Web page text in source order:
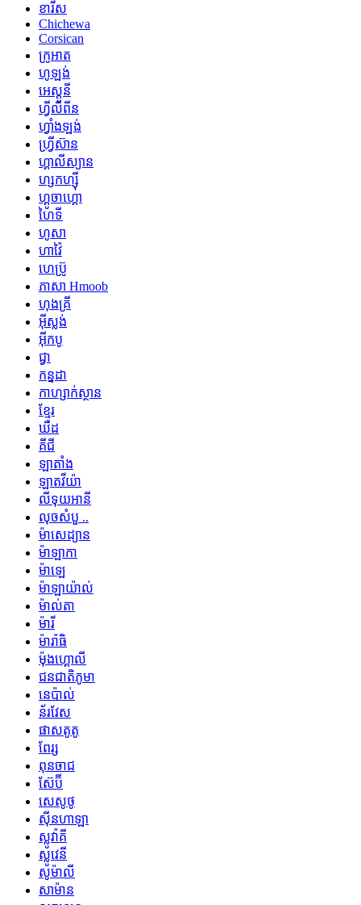
ខារីស
Chichewa
Corsican
ក្រូអាត
ហូឡង់
អេស្តូនី
ហ្វីលីពីន
ហ្វាំងឡង់
ហ្វ្រីស៊ាន
ហ្គាលីស្យាន
ហ្សកហ្ស៊ី
ហ្គូចាហ្គោ
ហៃទី
ហូសា
ហាវ៉ៃ
ហេប្រ៊ូ
ភាសា Hmoob
ហុងគ្រី
អ៊ីស្លង់
អ៊ីកបូ
ជ្វា
កន្នដា
កាហ្សាក់ស្ថាន
ខ្មែរ
ឃឺដ
គីជី
ឡាតាំង
ឡាតវីយ៉ា
លីទុយអានី
លុចសំបួ ..
ម៉ាសេដ្យាន
ម៉ាឡាកា
ម៉ាឡេ
ម៉ាឡាយ៉ាល់
ម៉ាល់តា
ម៉ារី
ម៉ារ៉ាធិ
ម៉ុងហ្គោលី
ជនជាតិភូមា
នេប៉ាល់
ន័រវែស
ផាសតូតូ
ពែរ្ស
ពុនចាជ
ស៊ែប៊ី
សេសូថូ
ស៊ីនហាឡា
ស្លូវ៉ាគី
ស្លូវេនី
សូម៉ាលី
សាម៉ាន